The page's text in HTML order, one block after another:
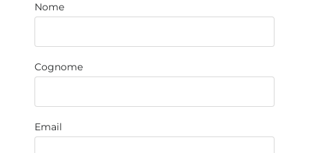
Nome
Cognome
Email